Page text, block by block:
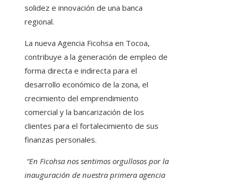
solidez e innovación de una banca
regional.
La nueva Agencia Ficohsa en Tocoa,
contribuye a la generación de empleo de
forma directa e indirecta para el
desarrollo económico de la zona, el
crecimiento del emprendimiento
comercial y la bancarización de los
clientes para el fortalecimiento de sus
finanzas personales.
“En Ficohsa nos sentimos orgullosos por la
inauguración de nuestra primera agencia